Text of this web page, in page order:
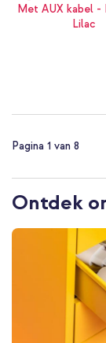
Pagina 1 van 8
Ontdek